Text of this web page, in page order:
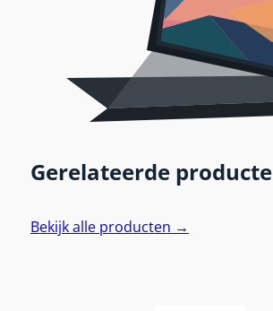
Gerelateerde
Bekijk alle producten →